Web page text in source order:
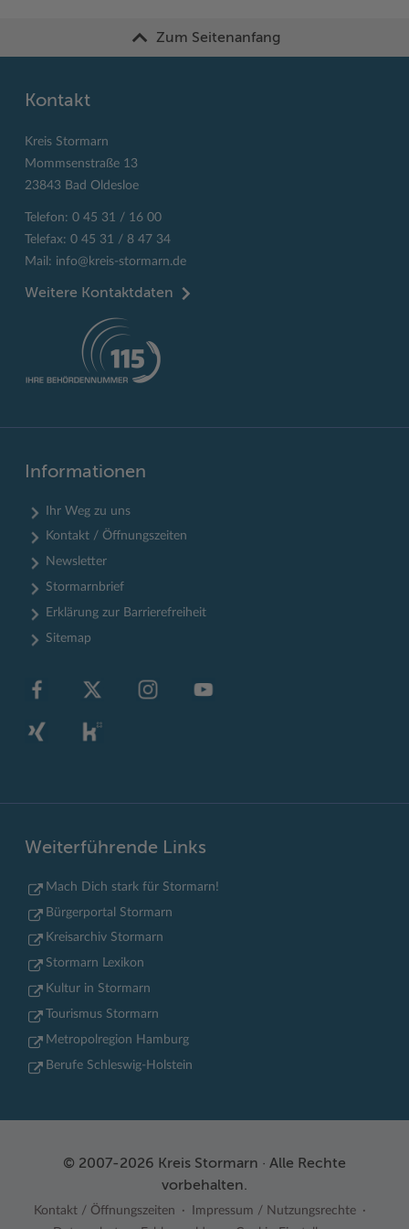
Zum Seitenanfang
Kontakt
Kreis Stormarn
Mommsenstraße 13
23843 Bad Oldesloe
Telefon: 0 45 31 / 16 00
Telefax: 0 45 31 / 8 47 34
Mail: info@kreis-stormarn.de
Weitere Kontaktdaten
Informationen
Ihr Weg zu uns
Kontakt / Öffnungszeiten
Newsletter
Stormarnbrief
Erklärung zur Barrierefreiheit
Sitemap
Weiterführende Links
Mach Dich stark für Stormarn!
Bürgerportal Stormarn
Kreisarchiv Stormarn
Stormarn Lexikon
Kultur in Stormarn
Tourismus Stormarn
Metropolregion Hamburg
Berufe Schleswig-Holstein
© 2007-2026 Kreis Stormarn · Alle Rechte
vorbehalten.
Kontakt / Öffnungszeiten
Impressum / Nutzungsrechte